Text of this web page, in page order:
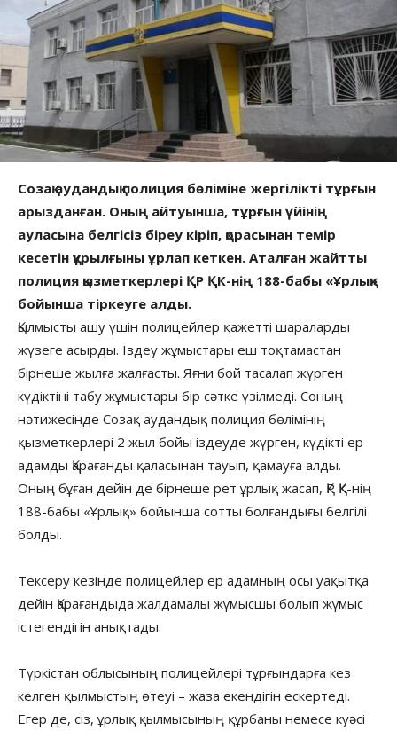
Созақ аудандық полиция бөліміне жергілікті тұрғын
арызданған. Оның айтуынша, тұрғын үйінің
ауласына белгісіз біреу кіріп, қорасынан темір
кесетін құрылғыны ұрлап кеткен. Аталған жайтты
полиция қызметкерлері ҚР ҚК-нің 188-бабы «Ұрлық»
бойынша тіркеуге алды.
Қылмысты ашу үшін полицейлер қажетті шараларды
жүзеге асырды. Іздеу жұмыстары еш тоқтамастан
бірнеше жылға жалғасты. Яғни бой тасалап жүрген
күдіктіні табу жұмыстары бір сәтке үзілмеді. Соның
нәтижесінде Созақ аудандық полиция бөлімінің
қызметкерлері 2 жыл бойы іздеуде жүрген, күдікті ер
адамды Қарағанды қаласынан тауып, қамауға алды.
Оның бұған дейін де бірнеше рет ұрлық жасап, ҚР ҚК-нің
188-бабы «Ұрлық» бойынша сотты болғандығы белгілі
болды.
Тексеру кезінде полицейлер ер адамның осы уақытқа
дейін Қарағандыда жалдамалы жұмысшы болып жұмыс
істегендігін анықтады.
Түркістан облысының полицейлері тұрғындарға кез
келген қылмыстың өтеуі – жаза екендігін ескертеді.
Егер де, сіз, ұрлық қылмысының құрбаны немесе куәсі